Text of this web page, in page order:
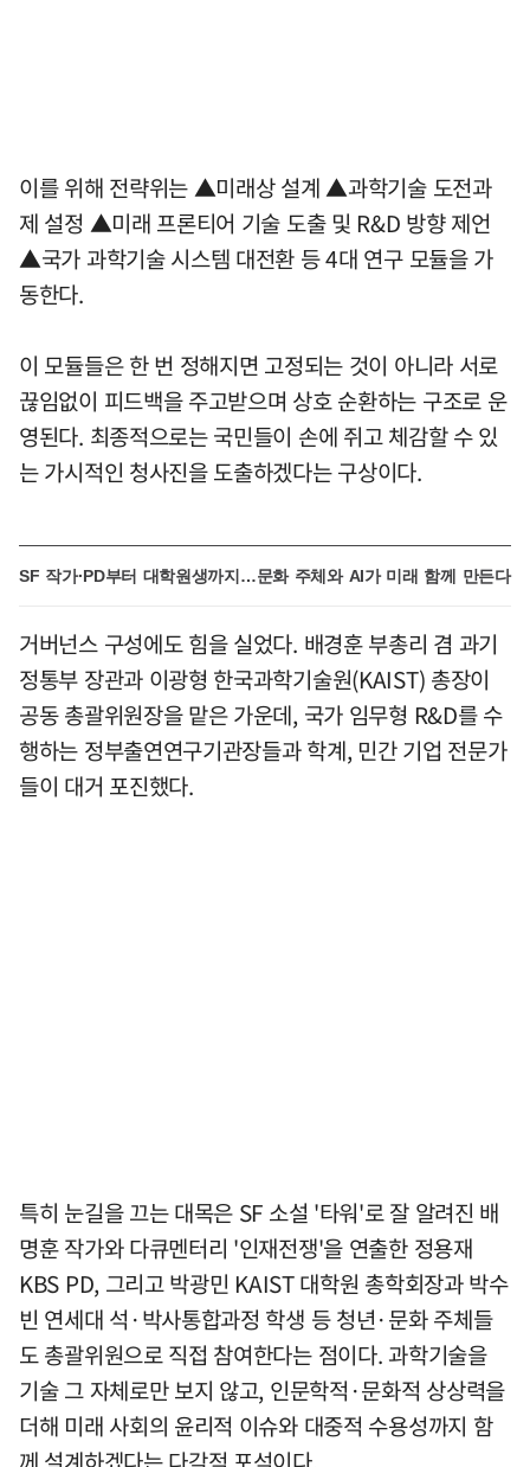
이를 위해 전략위는 ▲미래상 설계 ▲과학기술 도전과
제 설정 ▲미래 프론티어 기술 도출 및 R&D 방향 제언
▲국가 과학기술 시스템 대전환 등 4대 연구 모듈을 가
동한다.
이 모듈들은 한 번 정해지면 고정되는 것이 아니라 서로
끊임없이 피드백을 주고받으며 상호 순환하는 구조로 운
영된다. 최종적으로는 국민들이 손에 쥐고 체감할 수 있
는 가시적인 청사진을 도출하겠다는 구상이다.
SF 작가·PD부터 대학원생까지…문화 주체와 AI가 미래 함께 만든다
거버넌스 구성에도 힘을 실었다. 배경훈 부총리 겸 과기
정통부 장관과 이광형 한국과학기술원(KAIST) 총장이
공동 총괄위원장을 맡은 가운데, 국가 임무형 R&D를 수
행하는 정부출연연구기관장들과 학계, 민간 기업 전문가
들이 대거 포진했다.
특히 눈길을 끄는 대목은 SF 소설 '타워'로 잘 알려진 배
명훈 작가와 다큐멘터리 '인재전쟁'을 연출한 정용재
KBS PD, 그리고 박광민 KAIST 대학원 총학회장과 박수
빈 연세대 석·박사통합과정 학생 등 청년·문화 주체들
도 총괄위원으로 직접 참여한다는 점이다. 과학기술을
기술 그 자체로만 보지 않고, 인문학적·문화적 상상력을
더해 미래 사회의 윤리적 이슈와 대중적 수용성까지 함